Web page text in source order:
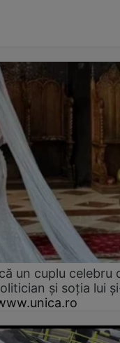
un cuplu celebru
și soția lui